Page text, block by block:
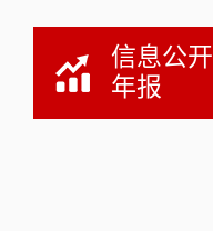
信息公开
年报